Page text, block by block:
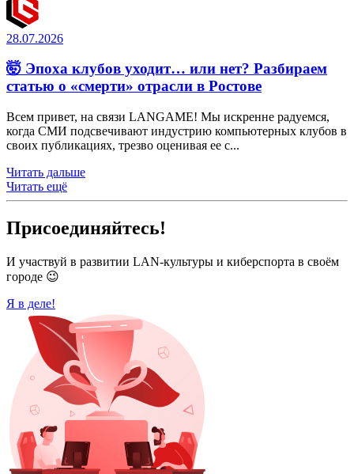
28.07.2026
🤯 Эпоха клубов уходит… или нет? Разбираем
статью о «смерти» отрасли в Ростове
Всем привет, на связи LANGAME! Мы искренне радуемся,
когда СМИ подсвечивают индустрию компьютерных клубов в
своих публикациях, трезво оценивая ее с...
Читать дальше
Читать ещё
Присоединяйтесь!
И участвуй в развитии LAN-культуры и киберспорта в своём
городе 😉
Я в деле!